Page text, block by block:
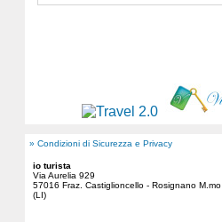
» Condizioni di Sicurezza e Privacy
io turista
Via Aurelia 929
57016 Fraz. Castiglioncello - Rosignano M.mo
(LI)